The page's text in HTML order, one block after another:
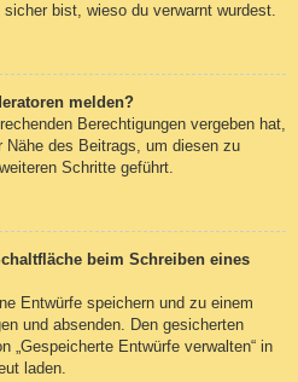
bist, wieso du verwarnt wurdest.
melden?
Berechtigungen vergeben hat,
des Beitrags, um diesen zu
Schritte geführt.
beim Schreiben eines
Entwürfe speichern und zu einem
und absenden. Den gesicherten
„Gespeicherte Entwürfe verwalten“ in
laden.